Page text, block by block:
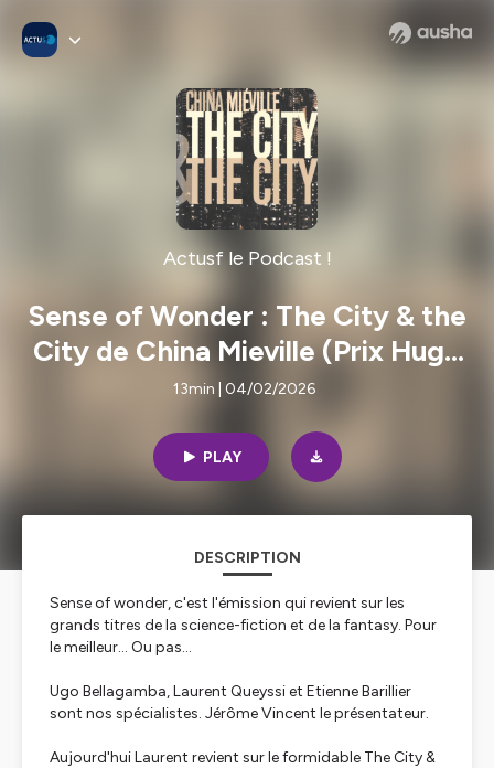
Actusf le Podcast !
Sense of Wonder : The City & the
City de China Mieville (Prix Hugo
2010)
13min | 04/02/2026
PLAY
DESCRIPTION
Sense of wonder, c'est l'émission qui revient sur les
grands titres de la science-fiction et de la fantasy. Pour
le meilleur... Ou pas...
Ugo Bellagamba, Laurent Queyssi et Etienne Barillier
sont nos spécialistes. Jérôme Vincent le présentateur.
Aujourd'hui Laurent revient sur le formidable The City &